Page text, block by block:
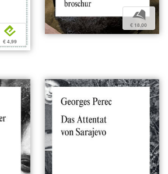
e
€ 4,99
b
€ 18,00